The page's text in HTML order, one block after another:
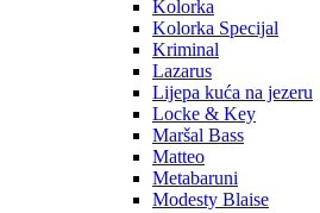
Kolorka
Kolorka Specijal
Kriminal
Lazarus
Lijepa kuća na jezeru
Locke & Key
Maršal Bass
Matteo
Metabaruni
Modesty Blaise